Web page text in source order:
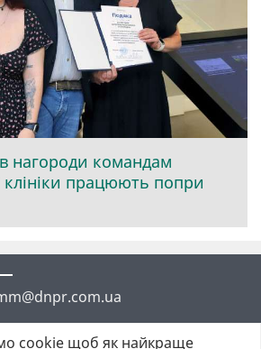
нагороди командам
клініки працюють попри
cookie щоб як найкраще